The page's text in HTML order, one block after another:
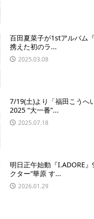
百田夏菜子が1stアルバム
携えた初のラ...
2025.03.08
7/19(土)より「福田こうへ
2025 “大一番”...
2025.07.18
明日正午始動『I.ADORE
クター“華原 す...
2026.01.29